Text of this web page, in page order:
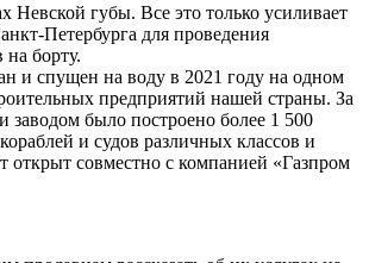
Невской губы. Все это только усиливает
Петербурга для проведения
борту.
и спущен на воду в 2021 году на одном
предприятий нашей страны. За
заводом было построено более 1 500
и судов различных классов и
открыт совместно с компанией «Газпром